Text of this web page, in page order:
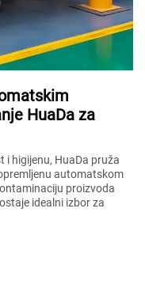
HuaDa za
i higijenu, HuaDa pruža
automatskom
proizvoda
idealni izbor za